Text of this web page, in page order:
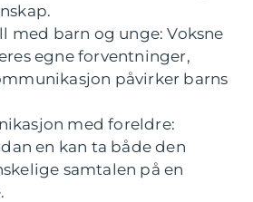
med barn og unge: Voksne
egne forventninger,
påvirker barns
med foreldre:
en kan ta både den
samtalen på en